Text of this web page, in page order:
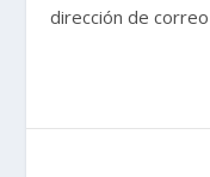
dirección de correo